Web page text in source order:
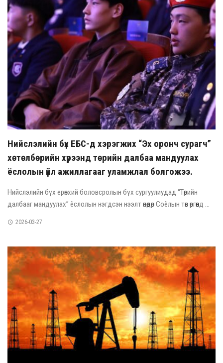
Нийслэлийн бүх ЕБС-д хэрэгжих “Эх оронч сурагч”
хөтөлбөрийн хүрээнд төрийн далбаа мандуулах
ёслолын үйл ажиллагааг уламжлал болгожээ.
Нийслэлийн бүх ерөнхий боловсролын бүх сургуулиудад “Төрийн
далбааг мандуулах” ёслолын нэгдсэн нээлт өнөөдөр Соёлын төв өргөөнд ...
2026-03-27